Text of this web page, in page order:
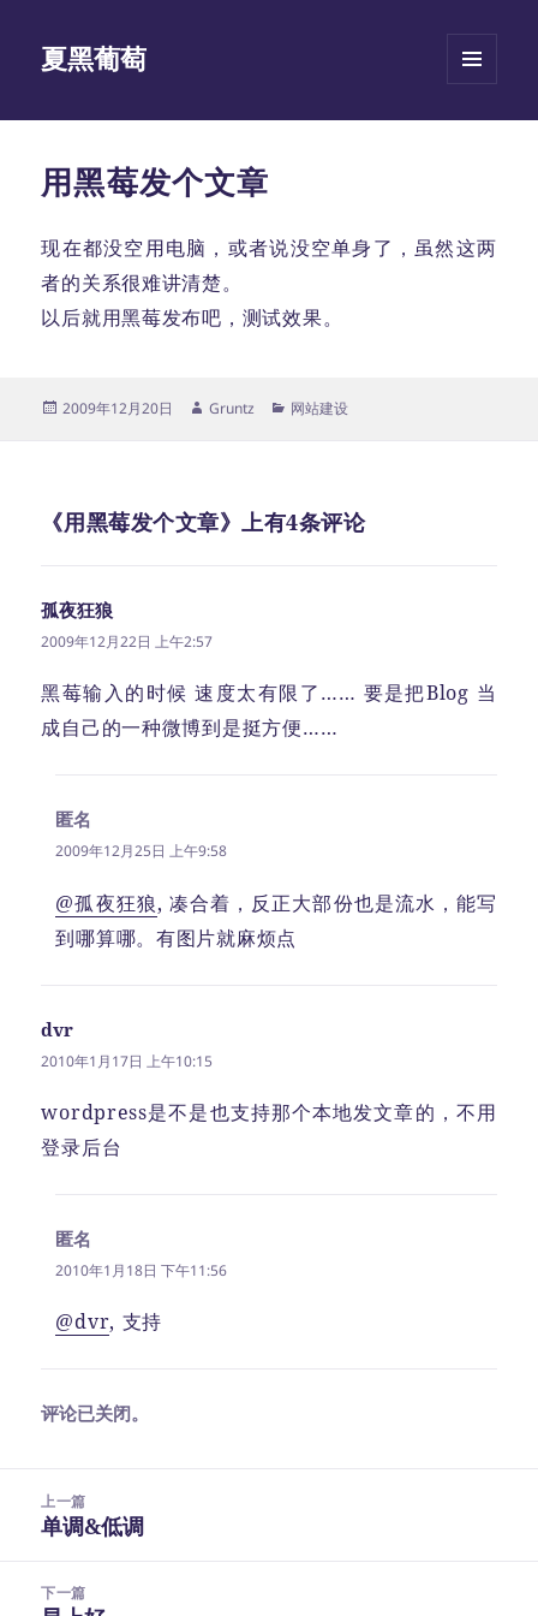
夏黑葡萄
挂件
用黑莓发个文章
现在都没空用电脑，或者说没空单身了，虽然这两
者的关系很难讲清楚。
以后就用黑莓发布吧，测试效果。
发
2009年12月20日
作
Gruntz
分
网站建设
《用黑莓发个文章》上有4条评论
孤夜狂狼
道：
2009年12月22日 上午2:57
黑莓输入的时候 速度太有限了…… 要是把Blog 当
成自己的一种微博到是挺方便……
匿名
道：
2009年12月25日 上午9:58
@孤夜狂狼, 凑合着，反正大部份也是流水，能写
到哪算哪。有图片就麻烦点
dvr
道：
2010年1月17日 上午10:15
wordpress是不是也支持那个本地发文章的，不用
登录后台
匿名
道：
2010年1月18日 下午11:56
@dvr, 支持
评论已关闭。
上一篇
上
文
单调&低调
下一篇